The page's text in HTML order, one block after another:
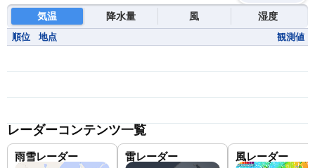
気温 降水量 風 湿度
順位 地点 観測値
レーダーコンテンツ一覧
雨雪レーダー 雷レーダー 風レーダー